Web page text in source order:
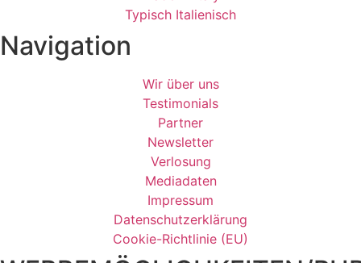
Typisch Italienisch
Navigation
Wir über uns
Testimonials
Partner
Newsletter
Verlosung
Mediadaten
Impressum
Datenschutzerklärung
Cookie-Richtlinie (EU)